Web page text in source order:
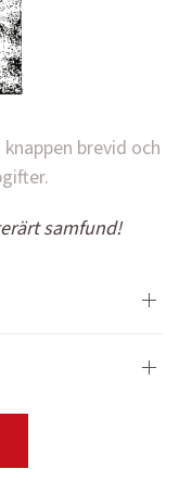
brevid och
samfund!